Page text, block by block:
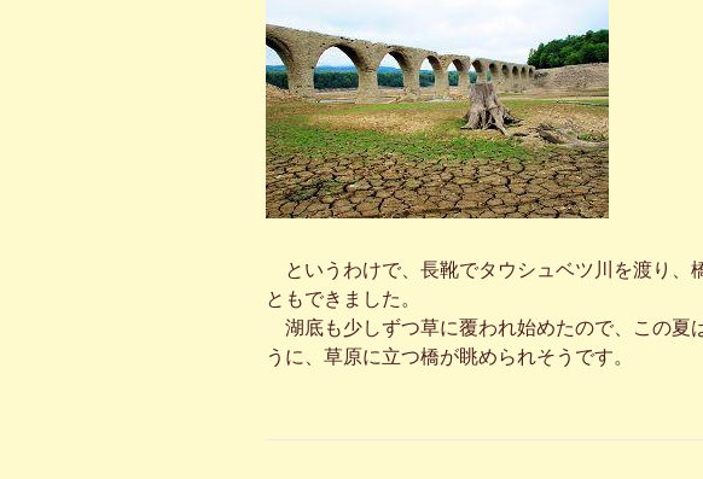
というわけで、長靴でタウシュベツ川を渡り、
ともできました。
湖底も少しずつ草に覆われ始めたので、この夏
うに、草原に立つ橋が眺められそうです。